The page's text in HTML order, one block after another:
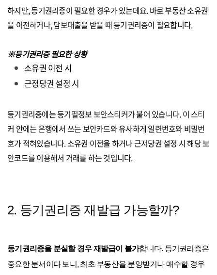
하지만, 등기권리증이 필요한 경우가 있는데요. 바로 부동산 소유권
을 이전하거나, 담보대출을 받을 때 등기권리증이 필요합니다.
※등기권리증 필요한 상황
소유권 이전 시
근정당권 설정 시
등기권리증에는 등기필정보 보안스티커가 붙어 있습니다. 이 스티
커 안에는 은행에서 쓰는 보안카드와 유사하게 일련번호와 비밀번
호가 적혀있습니다. 소유권 이전을 하거나 근저당권 설정 시 해당 보
안코드를 이용해서 거래를 하는 것입니다.
2. 등기권리증 재발급 가능할까?
등기권리증을 분실할 경우 재발급이 불가합니다. 등기권리증은
중요한 분서이다 보니, 최초 부동산을 분양받거나 매수할 경우